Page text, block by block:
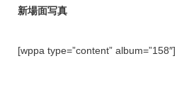
新場面写真
[wppa type=”content” album=”158″]